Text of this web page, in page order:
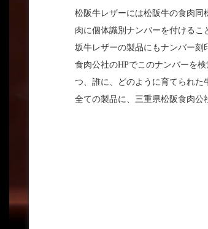
松阪牛レザーには松阪牛の食肉
肉に個体識別ナンバーを付ける
坂牛レザーの製品にもナンバー刻
食肉公社のHPでこのナンバーを
つ、誰に、どのように育てられた
全ての製品に、三重県松阪食肉公